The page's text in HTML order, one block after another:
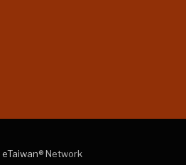
eTaiwan® Network